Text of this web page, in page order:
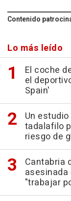
Contenido
Lo más leído
El coche
el
Spain'
Un
tadalafilo
riesgo de
Cantabria
asesinada
"trabajar